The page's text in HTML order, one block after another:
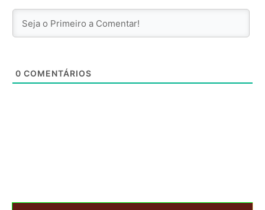
0 COMENTÁRIOS